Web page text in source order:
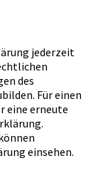
jederzeit
des
Für einen
eine erneute
einsehen.